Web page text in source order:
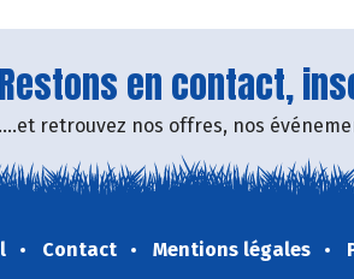
Restons en contact,
....et retrouvez nos offres, nos
Contact Mentions légales